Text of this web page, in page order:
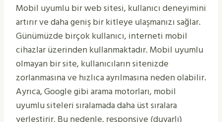
Mobil uyumlu bir web sitesi, kullanıcı deneyimini
artırır ve daha geniş bir kitleye ulaşmanızı sağlar.
Günümüzde birçok kullanıcı, interneti mobil
cihazlar üzerinden kullanmaktadır. Mobil uyumlu
olmayan bir site, kullanıcıların sitenizde
zorlanmasına ve hızlıca ayrılmasına neden olabilir.
Ayrıca, Google gibi arama motorları, mobil
uyumlu siteleri sıralamada daha üst sıralara